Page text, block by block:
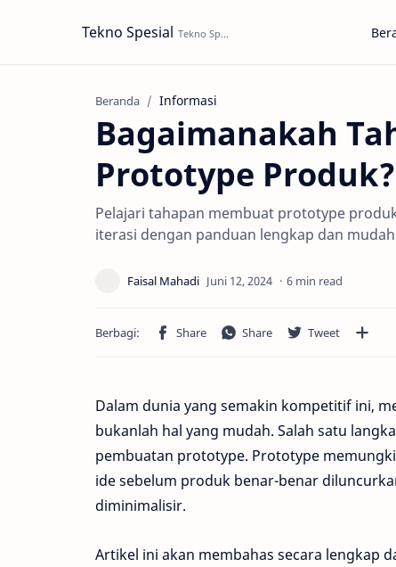
Tekno Spesial
Beranda Informasi
Bagaimanakah
Prototype
Pelajari tahapan membuat prototype
iterasi dengan panduan lengkap dan
6 min read
Dalam dunia yang semakin kompetitif ini,
bukanlah hal yang mudah. Salah satu
pembuatan prototype. Prototype
ide sebelum produk benar-benar
diminimalisir.
Artikel ini akan membahas secara lengkap